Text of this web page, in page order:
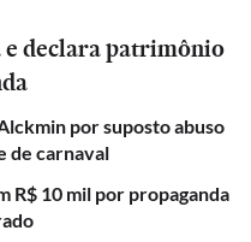
declara patrimônio
por suposto abuso
de carnaval
R$ 10 mil por propaganda